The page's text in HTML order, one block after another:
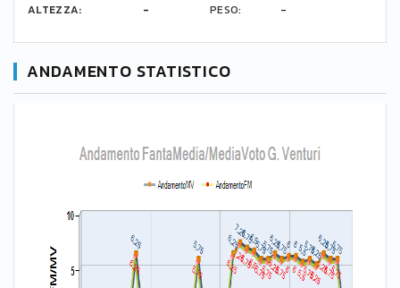
ALTEZZA:
- PESO: -
ANDAMENTO STATISTICO